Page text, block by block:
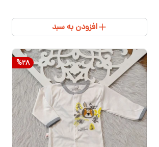
افزودن به سبد
%28